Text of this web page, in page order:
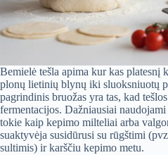
Bemielė tešla apima kur kas platesnį
plonų lietinių blynų iki sluoksniuotų
pagrindinis bruožas yra tas, kad
fermentacijos. Dažniausiai
tokie kaip kepimo milteliai arba
suaktyvėja susidūrusi su rūgštimi
sultimis) ir karščiu kepimo metu.